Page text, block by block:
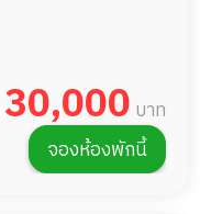
30,000 บาท
จองห้องพักนี้